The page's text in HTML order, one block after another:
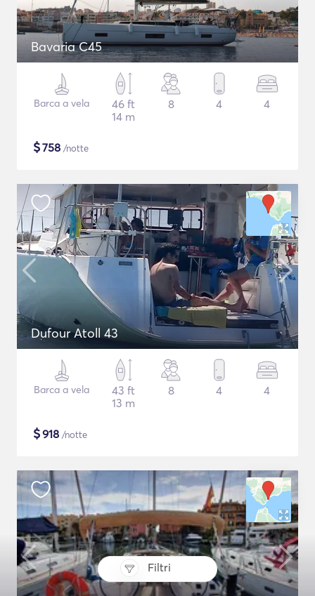
Filtri
Bavaria C45
Barca a vela
46 ft
14 m
8 4 4
$758 /notte
Dufour Atoll 43
Barca a vela
43 ft
13 m
8 4 4
$918 /notte